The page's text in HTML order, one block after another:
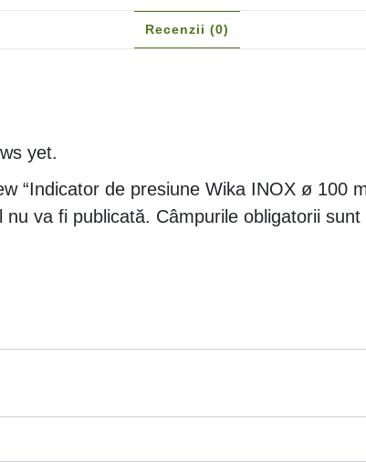
Recenzii (0)
yet.
“Indicator de presiune Wika INOX ø 100
nu va fi publicată. Câmpurile obligatorii